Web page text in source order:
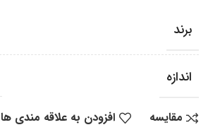
برند
اندازه
مقایسه افزودن به علاقه مندی ها